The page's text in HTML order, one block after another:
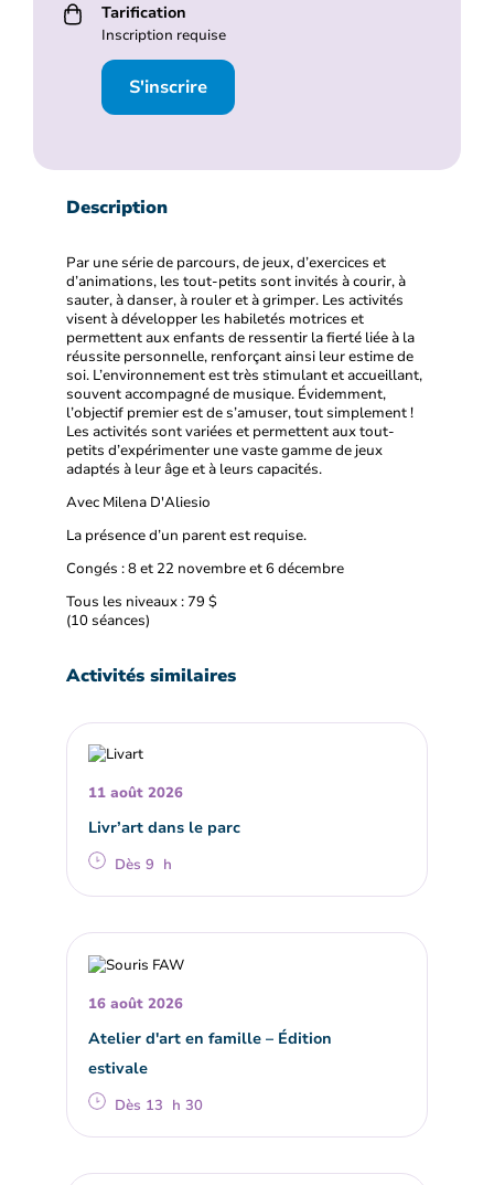
Tarification
Inscription requise
S'inscrire
Description
Par une série de parcours, de jeux, d’exercices et
d’animations, les tout-petits sont invités à courir, à
sauter, à danser, à rouler et à grimper. Les activités
visent à développer les habiletés motrices et
permettent aux enfants de ressentir la fierté liée à la
réussite personnelle, renforçant ainsi leur estime de
soi. L’environnement est très stimulant et accueillant,
souvent accompagné de musique. Évidemment,
l’objectif premier est de s’amuser, tout simplement !
Les activités sont variées et permettent aux tout-
petits d’expérimenter une vaste gamme de jeux
adaptés à leur âge et à leurs capacités.
Avec Milena D'Aliesio
La présence d’un parent est requise.
Congés : 8 et 22 novembre et 6 décembre
Tous les niveaux : 79 $
(10 séances)
Activités similaires
11 août 2026
Livr’art dans le parc
Dès 9 h
16 août 2026
Atelier d'art en famille – Édition
estivale
Dès 13 h 30